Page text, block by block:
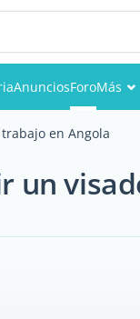
AnunciosForoMás
en Angola
un